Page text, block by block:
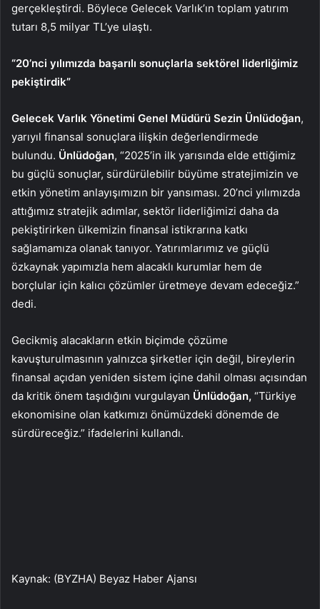
gerçekleştirdi. Böylece Gelecek Varlık’ın toplam yatırım
tutarı 8,5 milyar TL’ye ulaştı.
“20’nci yılımızda başarılı sonuçlarla sektörel liderliğimiz
pekiştirdik”
Gelecek Varlık Yönetimi Genel Müdürü Sezin Ünlüdoğan,
yarıyıl finansal sonuçlara ilişkin değerlendirmede
bulundu. Ünlüdoğan, “2025’in ilk yarısında elde ettiğimiz
bu güçlü sonuçlar, sürdürülebilir büyüme stratejimizin ve
etkin yönetim anlayışımızın bir yansıması. 20’nci yılımızda
attığımız stratejik adımlar, sektör liderliğimizi daha da
pekiştirirken ülkemizin finansal istikrarına katkı
sağlamamıza olanak tanıyor. Yatırımlarımız ve güçlü
özkaynak yapımızla hem alacaklı kurumlar hem de
borçlular için kalıcı çözümler üretmeye devam edeceğiz.”
dedi.
Gecikmiş alacakların etkin biçimde çözüme
kavuşturulmasının yalnızca şirketler için değil, bireylerin
finansal açıdan yeniden sistem içine dahil olması açısından
da kritik önem taşıdığını vurgulayan Ünlüdoğan, “Türkiye
ekonomisine olan katkımızı önümüzdeki dönemde de
sürdüreceğiz.” ifadelerini kullandı.
Kaynak: (BYZHA) Beyaz Haber Ajansı